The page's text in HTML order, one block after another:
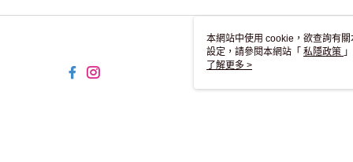
本網站中使用 cookie，欲查詢有
設定，請參閱本網站「 私隱政策
用 cookie。
了解更多 >